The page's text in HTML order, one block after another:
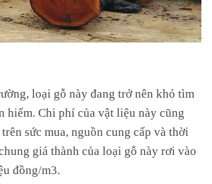
loại gỗ này đang trở nên khó tìm
hiếm. Chi phí của vật liệu này cũng
sức mua, nguồn cung cấp và thời
giá thành của loại gỗ này rơi vào
đồng/m3.